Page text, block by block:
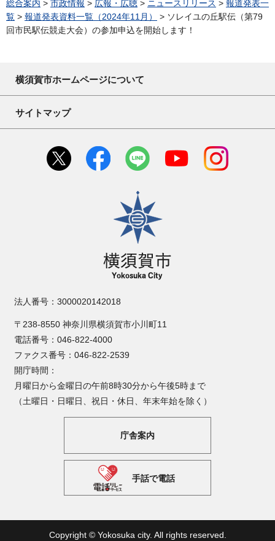
総合案内 > 市政情報 > 広報・広聴 > ニュースリリース > 報道発表一
覧 > 報道発表資料一覧（2024年11月）
> ソレイユの丘駅伝（第79
回市民駅伝競走大会）の参加申込を開始します！
横須賀市ホームページについて
サイトマップ
横須賀市
法人番号：3000020142018
〒238-8550 神奈川県横須賀市小川町11
電話番号：046-822-4000
ファクス番号：046-822-2539
開庁時間：
月曜日から金曜日の午前8時30分から午後5時まで
（土曜日・日曜日、祝日・休日、年末年始を除く）
庁舎案内
手話で電話
Copyright © Yokosuka city. All rights reserved.